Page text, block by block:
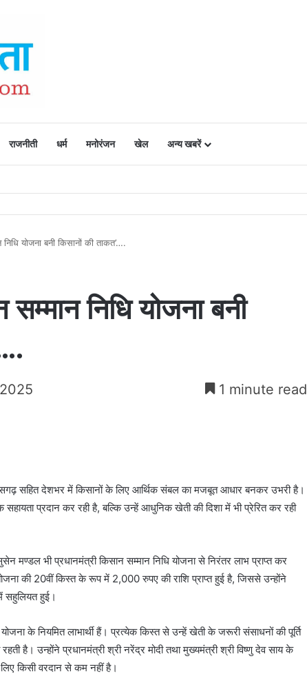
राजनीती धर्म मनोरंजन खेल अन्य खबरें
से किसानों में उत्साह, नैनो डीएपी और नैनो यूरिया बने किसानों के भरोसेमंद कृषि साथी…..
निधि योजना बनी किसानों की ताकत’….
सम्मान निधि योजना बनी
1 minute read
सहित देशभर में किसानों के लिए आर्थिक संबल का मजबूत आधार बनकर उभरी है।
प्रदान कर रही है, बल्कि उन्हें आधुनिक खेती की दिशा में भी प्रेरित कर रही
मण्डल भी प्रधानमंत्री किसान सम्मान निधि योजना से निरंतर लाभ प्राप्त कर
की 20वीं किस्त के रूप में 2,000 रुपए की राशि प्राप्त हुई है, जिससे उन्होंने
सहुलियत हुई।
के नियमित लाभार्थी हैं। प्रत्येक किस्त से उन्हें खेती के जरूरी संसाधनों की पूर्ति
है। उन्होंने प्रधानमंत्री श्री नरेंद्र मोदी तथा मुख्यमंत्री श्री विष्णु देव साय के
किसी वरदान से कम नहीं है।